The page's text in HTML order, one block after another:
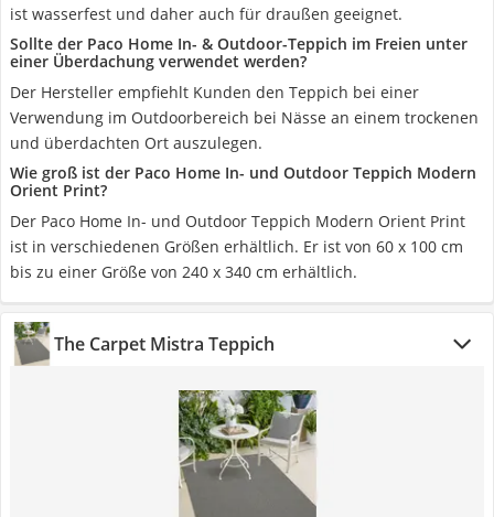
ist wasserfest und daher auch für draußen geeignet.
Sollte der Paco Home In- & Outdoor-Teppich im Freien unter
einer Überdachung verwendet werden?
Der Hersteller empfiehlt Kunden den Teppich bei einer
Verwendung im Outdoorbereich bei Nässe an einem trockenen
und überdachten Ort auszulegen.
Wie groß ist der Paco Home In- und Outdoor Teppich Modern
Orient Print?
Der Paco Home In- und Outdoor Teppich Modern Orient Print
ist in verschiedenen Größen erhältlich. Er ist von 60 x 100 cm
bis zu einer Größe von 240 x 340 cm erhältlich.
The Carpet Mistra Teppich